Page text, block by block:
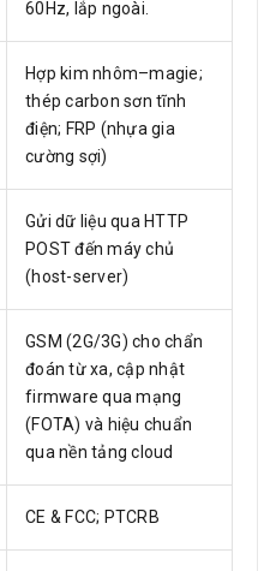
60Hz, lắp ngoài.
Hợp kim nhôm–magie;
thép carbon sơn tĩnh
điện; FRP (nhựa gia
cường sợi)
Gửi dữ liệu qua HTTP
POST đến máy chủ
(host-server)
GSM (2G/3G) cho chẩn
đoán từ xa, cập nhật
firmware qua mạng
(FOTA) và hiệu chuẩn
qua nền tảng cloud
CE & FCC; PTCRB